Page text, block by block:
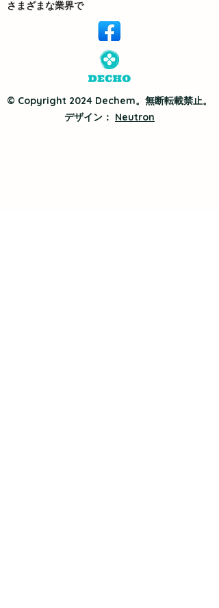
さまざまな業界で
© Copyright 2024 Dechem。無断転載禁止。
デザイン： Neutron